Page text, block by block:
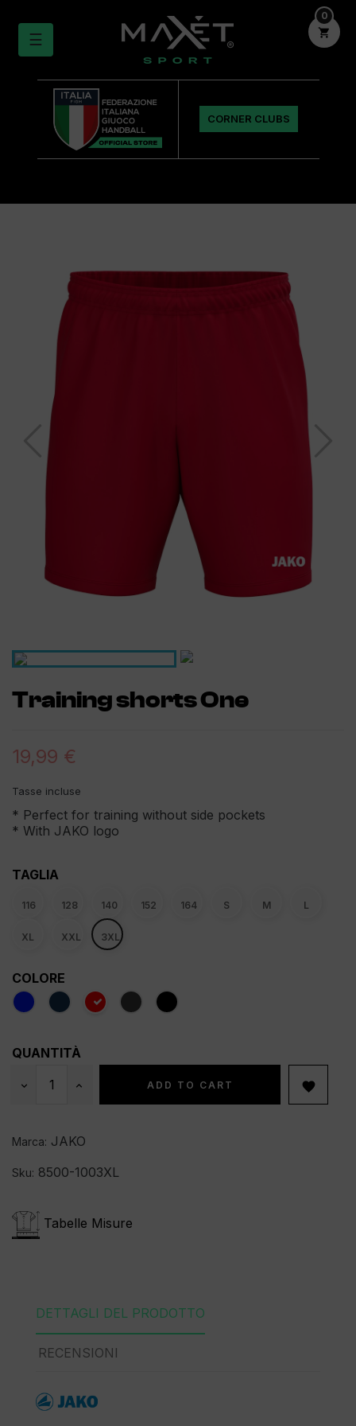
navigazione
Toggle
☰
CORNER CLUBS
Training shorts One
19,99 €
Tasse incluse
* Perfect for training without side pockets
* With JAKO logo
TAGLIA
116 128 140 152 164 S M L
XL XXL 3XL
COLORE
QUANTITÀ
ADD TO CART 
Marca: JAKO
Sku: 8500-1003XL
Tabelle Misure
DETTAGLI DEL PRODOTTO
RECENSIONI

0